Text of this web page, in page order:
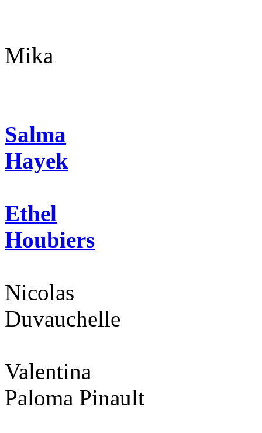
Mika
Salma
Hayek
Ethel
Houbiers
Nicolas
Duvauchelle
Valentina
Paloma Pinault